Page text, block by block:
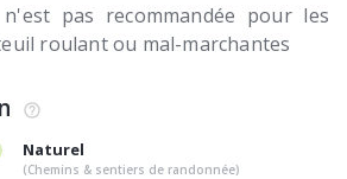
pas recommandée pour les
roulant ou mal-marchantes
Naturel
(Chemins & sentiers de randonnée)